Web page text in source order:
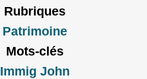
Rubriques
Patrimoine
Mots-clés
Immig John